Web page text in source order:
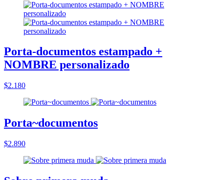
Porta-documentos estampado +
NOMBRE personalizado
$2.180
Porta~documentos
$2.890